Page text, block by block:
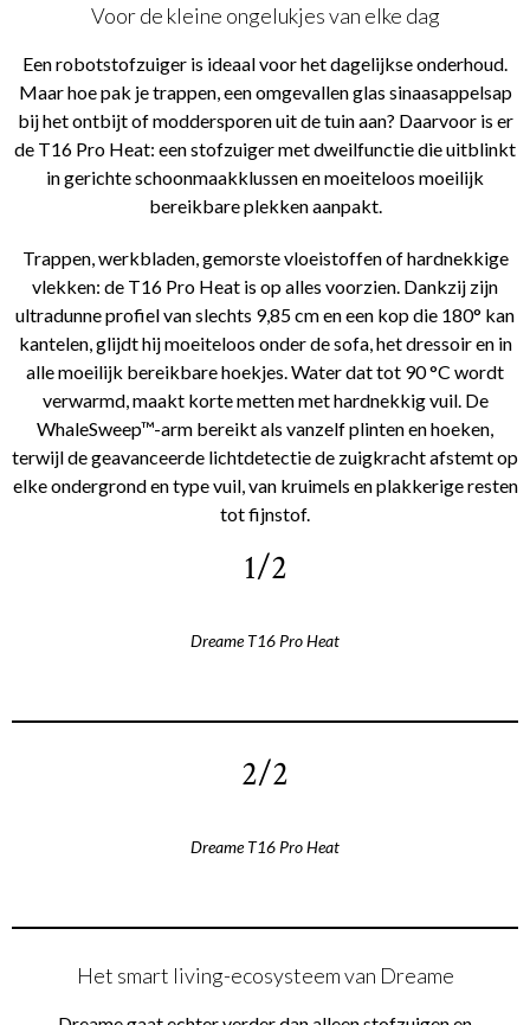
Voor de kleine ongelukjes van elke dag
Een robotstofzuiger is ideaal voor het dagelijkse onderhoud.
Maar hoe pak je trappen, een omgevallen glas sinaasappelsap
bij het ontbijt of moddersporen uit de tuin aan? Daarvoor is er
de T16 Pro Heat: een stofzuiger met dweilfunctie die uitblinkt
in gerichte schoonmaakklussen en moeiteloos moeilijk
bereikbare plekken aanpakt.
Trappen, werkbladen, gemorste vloeistoffen of hardnekkige
vlekken: de T16 Pro Heat is op alles voorzien. Dankzij zijn
ultradunne profiel van slechts 9,85 cm en een kop die 180° kan
kantelen, glijdt hij moeiteloos onder de sofa, het dressoir en in
alle moeilijk bereikbare hoekjes. Water dat tot 90 °C wordt
verwarmd, maakt korte metten met hardnekkig vuil. De
WhaleSweep™-arm bereikt als vanzelf plinten en hoeken,
terwijl de geavanceerde lichtdetectie de zuigkracht afstemt op
elke ondergrond en type vuil, van kruimels en plakkerige resten
tot fijnstof.
1/2
Dreame T16 Pro Heat
2/2
Dreame T16 Pro Heat
Het smart living-ecosysteem van Dreame